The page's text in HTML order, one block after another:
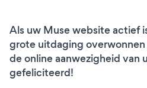
Als uw Muse website actief
grote uitdaging
de online aanwezigheid van
gefeliciteerd!